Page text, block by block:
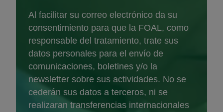
Al facilitar su correo electrónico da su
consentimiento para que la FOAL, como
responsable del tratamiento, trate sus
datos personales para el envío de
comunicaciones, boletines y/o la
newsletter sobre sus actividades. No se
cederán sus datos a terceros, ni se
realizaran transferencias internacionales